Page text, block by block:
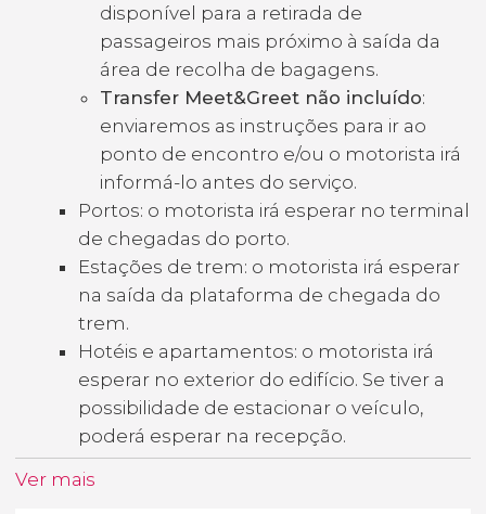
disponível para a retirada de
passageiros mais próximo à saída da
área de recolha de bagagens.
Transfer Meet&Greet não incluído:
enviaremos as instruções para ir ao
ponto de encontro e/ou o motorista irá
informá-lo antes do serviço.
Portos: o motorista irá esperar no terminal
de chegadas do porto.
Estações de trem: o motorista irá esperar
na saída da plataforma de chegada do
trem.
Hotéis e apartamentos: o motorista irá
esperar no exterior do edifício. Se tiver a
possibilidade de estacionar o veículo,
poderá esperar na recepção.
Ver mais